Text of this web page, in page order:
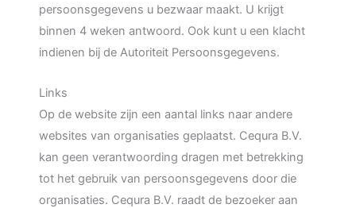
persoonsgegevens u bezwaar maakt. U krijgt
binnen 4 weken antwoord. Ook kunt u een klacht
indienen bij de Autoriteit Persoonsgegevens.
Links
Op de website zijn een aantal links naar andere
websites van organisaties geplaatst. Cequra B.V.
kan geen verantwoording dragen met betrekking
tot het gebruik van persoonsgegevens door die
organisaties. Cequra B.V. raadt de bezoeker aan